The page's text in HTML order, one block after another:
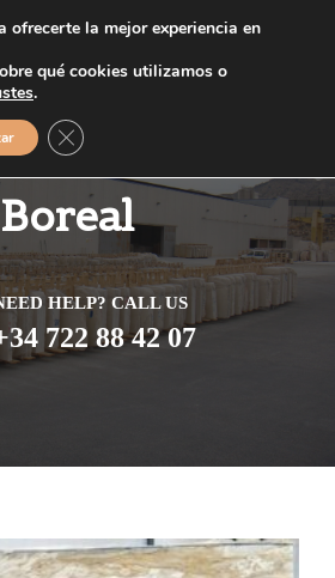
MENÚ
Boreal
HELP? CALL US
722 88 42 07
ofrecerte la mejor experiencia en
qué cookies utilizamos o
.
Cerrar el banner de cookies RGPD